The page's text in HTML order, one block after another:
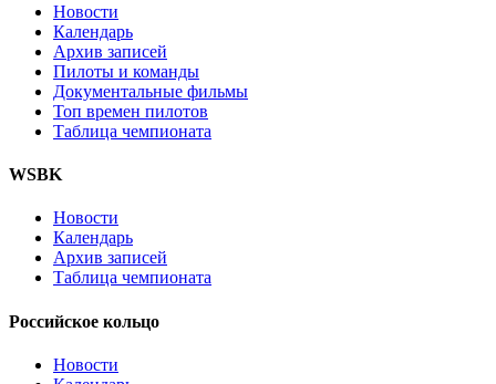
Новости
Календарь
Архив записей
Пилоты и команды
Документальные фильмы
Топ времен пилотов
Таблица чемпионата
WSBK
Новости
Календарь
Архив записей
Таблица чемпионата
Российское кольцо
Новости